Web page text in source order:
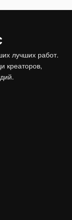
лучших работ.
креаторов,